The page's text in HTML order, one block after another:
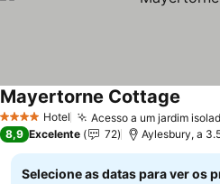
4 EstrelasHotel Acesso a um jardim
Mayertorne Cottage
8,9 Excelente 72 Aylesbury, a
Selecione as datas para ver os